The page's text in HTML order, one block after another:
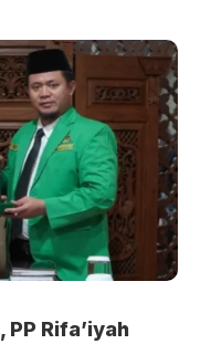
Rifa’iyah